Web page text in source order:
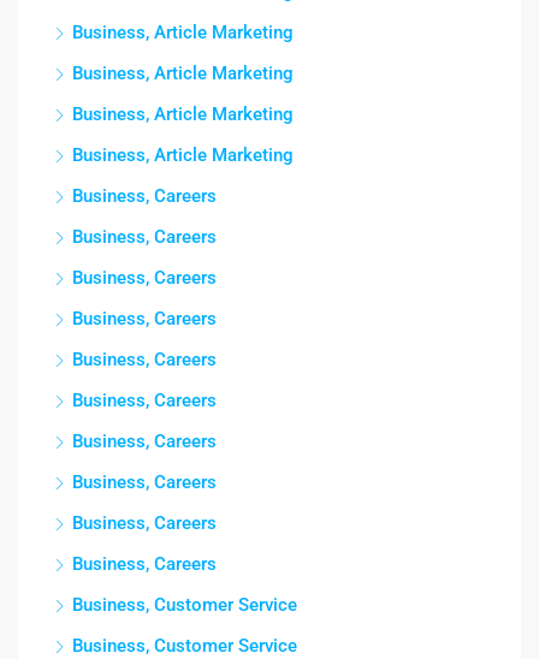
Business, Article Marketing
Business, Article Marketing
Business, Article Marketing
Business, Article Marketing
Business, Careers
Business, Careers
Business, Careers
Business, Careers
Business, Careers
Business, Careers
Business, Careers
Business, Careers
Business, Careers
Business, Careers
Business, Customer Service
Business, Customer Service